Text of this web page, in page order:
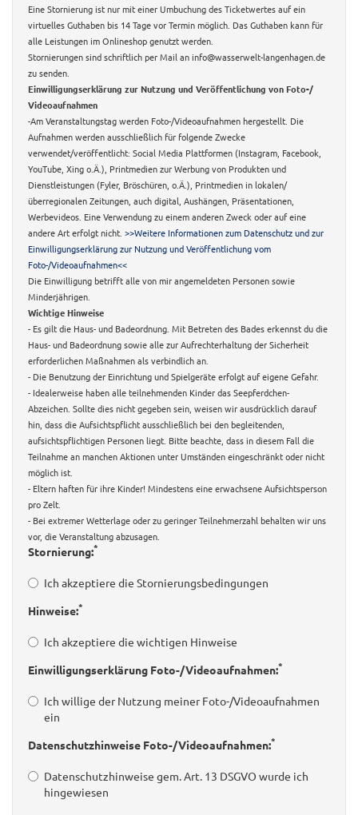
Eine Stornierung ist nur mit einer Umbuchung des Ticketwertes auf ein
virtuelles Guthaben bis 14 Tage vor Termin möglich. Das Guthaben kann für
alle Leistungen im Onlineshop genutzt werden.
Stornierungen sind schriftlich per Mail an info@wasserwelt-langenhagen.de
zu senden.
Einwilligungserklärung zur Nutzung und Veröffentlichung von Foto-/
Videoaufnahmen
-Am Veranstaltungstag werden Foto-/Videoaufnahmen hergestellt. Die
Aufnahmen werden ausschließlich für folgende Zwecke
verwendet/veröffentlicht: Social Media Plattformen (Instagram, Facebook,
YouTube, Xing o.Ä.), Printmedien zur Werbung von Produkten und
Dienstleistungen (Fyler, Bröschüren, o.Ä.), Printmedien in lokalen/
überregionalen Zeitungen, auch digital, Aushängen, Präsentationen,
Werbevideos. Eine Verwendung zu einem anderen Zweck oder auf eine
andere Art erfolgt nicht. >>Weitere Informationen zum Datenschutz und zur
Einwilligungserklärung zur Nutzung und Veröffentlichung vom
Foto-/Videoaufnahmen<<
Die Einwilligung betrifft alle von mir angemeldeten Personen sowie
Minderjährigen.
Wichtige Hinweise
- Es gilt die Haus- und Badeordnung. Mit Betreten des Bades erkennst du die
Haus- und Badeordnung sowie alle zur Aufrechterhaltung der Sicherheit
erforderlichen Maßnahmen als verbindlich an.
- Die Benutzung der Einrichtung und Spielgeräte erfolgt auf eigene Gefahr.
- Idealerweise haben alle teilnehmenden Kinder das Seepferdchen-
Abzeichen. Sollte dies nicht gegeben sein, weisen wir ausdrücklich darauf
hin, dass die Aufsichtspflicht ausschließlich bei den begleitenden,
aufsichtspflichtigen Personen liegt. Bitte beachte, dass in diesem Fall die
Teilnahme an manchen Aktionen unter Umständen eingeschränkt oder nicht
möglich ist.
- Eltern haften für ihre Kinder! Mindestens eine erwachsene Aufsichtsperson
pro Zelt.
- Bei extremer Wetterlage oder zu geringer Teilnehmerzahl behalten wir uns
vor, die Veranstaltung abzusagen.
Stornierung:*
Ich akzeptiere die Stornierungsbedingungen
Hinweise:*
Ich akzeptiere die wichtigen Hinweise
Einwilligungserklärung Foto-/Videoaufnahmen:*
Ich willige der Nutzung meiner Foto-/Videoaufnahmen
ein
Datenschutzhinweise Foto-/Videoaufnahmen:*
Datenschutzhinweise gem. Art. 13 DSGVO wurde ich
hingewiesen